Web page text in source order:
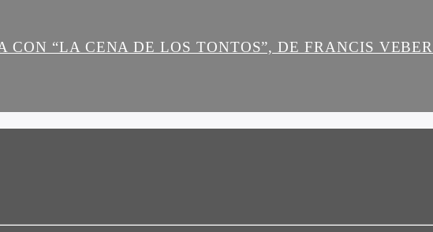
CON “LA CENA DE LOS TONTOS”, DE FRANCIS VEBER